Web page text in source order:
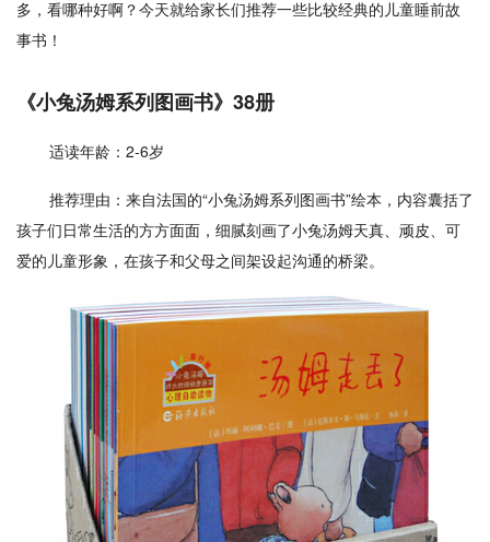
多，看哪种好啊？今天就给家长们推荐一些比较经典的儿童睡前故
事书！
《小兔汤姆系列图画书》38册
适读年龄：2-6岁
推荐理由：来自法国的“小兔汤姆系列图画书”绘本，内容囊括了
孩子们日常生活的方方面面，细腻刻画了小兔汤姆天真、顽皮、可
爱的儿童形象，在孩子和父母之间架设起沟通的桥梁。